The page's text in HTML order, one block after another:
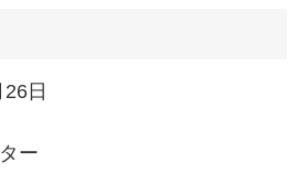
日
ー